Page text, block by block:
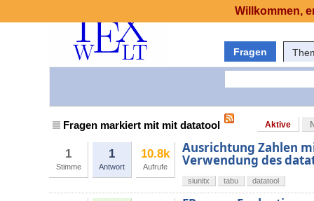
Fragen
Fragen markiert mit mit datatool Aktive
1
Stimme
1
Antwort
10.8k
Aufrufe
Ausrichtung Zahlen
Verwendung des
siunitx tabu datatool
Willkommen,